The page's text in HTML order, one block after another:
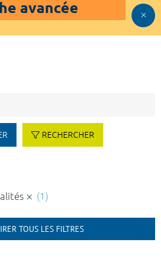
avancée
RECHERCHER
(1)
TOUS LES FILTRES